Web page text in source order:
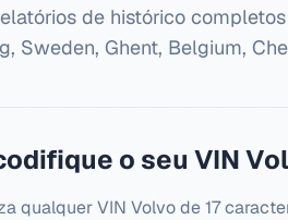
de histórico
Sweden, Ghent, Belgium,
o seu VIN
qualquer VIN Volvo de 17